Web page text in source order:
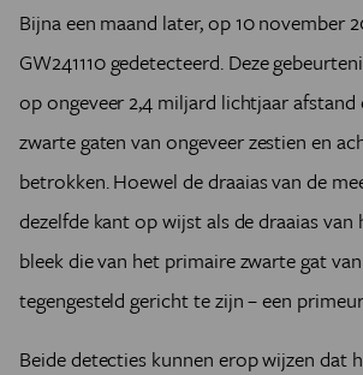
Bijna een maand later, op 10 november
GW241110 gedetecteerd. Deze
op ongeveer 2,4 miljard lichtjaar afstand
zwarte gaten van ongeveer zestien en
betrokken. Hoewel de draaias van de
dezelfde kant op wijst als de draaias
bleek die van het primaire zwarte gat
tegengesteld gericht te zijn – een
Beide detecties kunnen erop wijzen dat